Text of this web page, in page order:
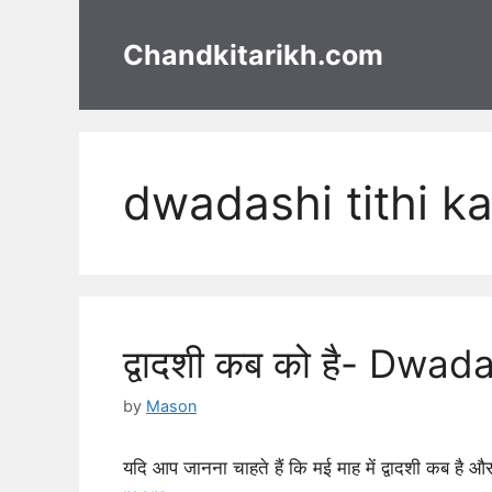
Chandkitarikh.com
dwadashi tithi
द्वादशी कब को है-
by Mason
यदि आप जानना चाहते हैं कि मई माह में द्वादशी कब